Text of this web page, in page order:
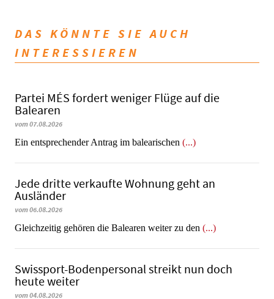
DAS KÖNNTE SIE AUCH
INTERESSIEREN
Partei MÉS fordert weniger Flüge auf die
Balearen
vom 07.08.2026
Ein entsprechender Antrag im balearischen (...)
Jede dritte verkaufte Wohnung geht an
Ausländer
vom 06.08.2026
Gleichzeitig gehören die Balearen weiter zu den (...)
Swissport-Bodenpersonal streikt nun doch
heute weiter
vom 04.08.2026